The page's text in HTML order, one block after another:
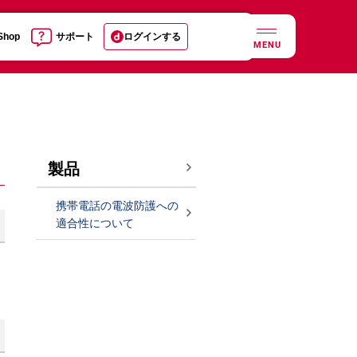
サポート ログインする
MENU
製品
携帯電話の電波防護への
適合性について